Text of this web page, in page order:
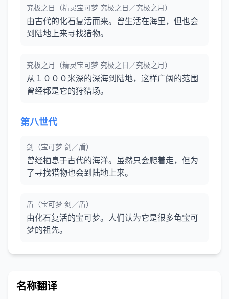
究极之日（精灵宝可梦 究极之日／究极之月）
由古代的化石复活而来。曾生活在海里，但也会
到陆地上来寻找猎物。
究极之月（精灵宝可梦 究极之日／究极之月）
从１０００米深的深海到陆地，这样广阔的范围
曾经都是它的狩猎场。
第八世代
剑（宝可梦 剑／盾）
曾经栖息于古代的海洋。虽然只会爬着走，但为
了寻找猎物也会到陆地上来。
盾（宝可梦 剑／盾）
由化石复活的宝可梦。人们认为它是很多龟宝可
梦的祖先。
名称翻译